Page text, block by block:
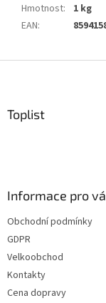
Hmotnost:
1 kg
EAN:
Toplist
Informace pro
Obchodní podmínky
GDPR
Velkoobchod
Kontakty
Cena dopravy